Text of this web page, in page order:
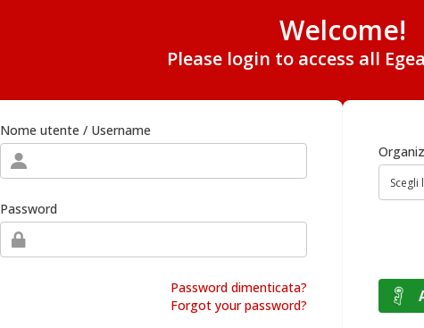
Welcome!
Please login to access all
Nome utente / Username
Password
Password dimenticata?
Forgot your password?